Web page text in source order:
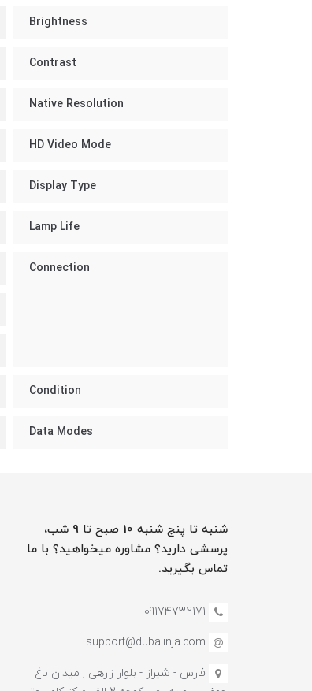
Brightness
Contrast
Native Resolution
HD Video Mode
Display Type
Lamp Life
Connection
Condition
Data Modes
شنبه تا پنج شنبه 10 صبح تا 9 شب،
پرسشی دارید؟ مشاوره میخواهید؟ با ما
تماس بگیرید.
09174732171
support@dubaiinja.com
فارس - شیراز - بلوار زرهی , میدان باغ